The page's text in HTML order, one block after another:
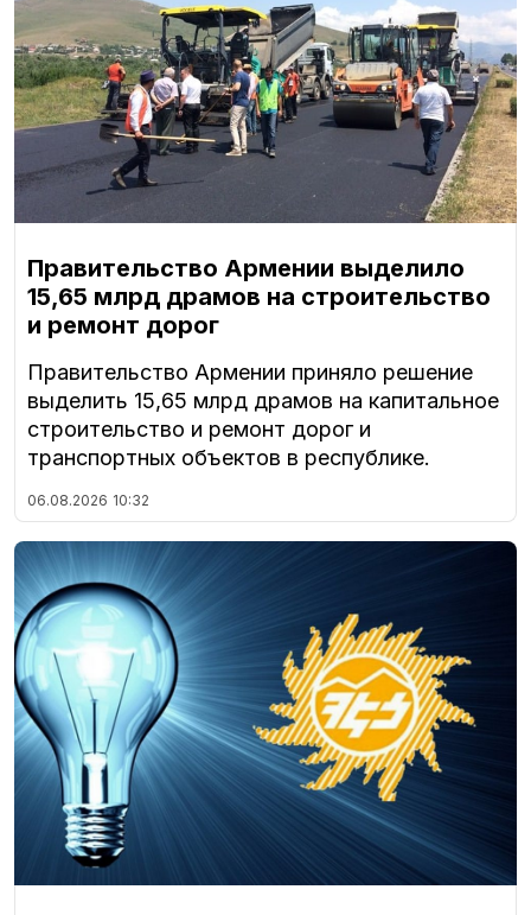
Правительство Армении выделило
15,65 млрд драмов на строительство
и ремонт дорог
Правительство Армении приняло решение
выделить 15,65 млрд драмов на капитальное
строительство и ремонт дорог и
транспортных объектов в республике.
06.08.2026 10:32